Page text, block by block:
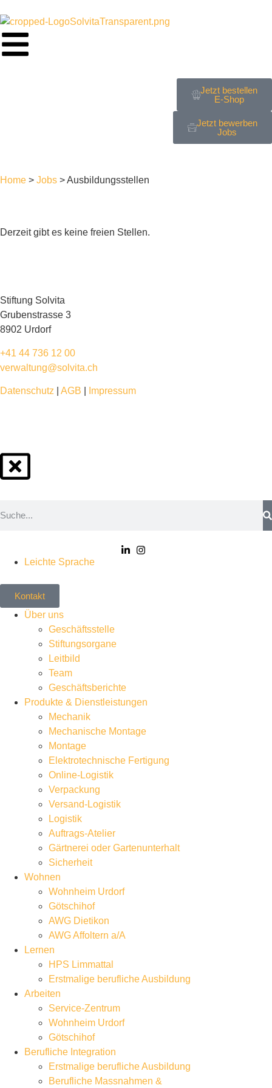
Jetzt bestellen
E-Shop
Jetzt bewerben
Jobs
Home > Jobs >Ausbildungsstellen
Derzeit gibt es keine freien Stellen.
Stiftung Solvita
Grubenstrasse 3
8902 Urdorf
+41 44 736 12 00
verwaltung@solvita.ch
Datenschutz AGB Impressum
Leichte Sprache
Kontakt
Über uns
Geschäftsstelle
Stiftungsorgane
Leitbild
Team
Geschäftsberichte
Produkte & Dienstleistungen
Mechanik
Mechanische Montage
Montage
Elektrotechnische Fertigung
Online-Logistik
Verpackung
Versand-Logistik
Logistik
Auftrags-Atelier
Gärtnerei oder Gartenunterhalt
Sicherheit
Wohnen
Wohnheim Urdorf
Götschihof
AWG Dietikon
AWG Affoltern a/A
Lernen
HPS Limmattal
Erstmalige berufliche Ausbildung
Arbeiten
Service-Zentrum
Wohnheim Urdorf
Götschihof
Berufliche Integration
Erstmalige berufliche Ausbildung
Berufliche Massnahmen &